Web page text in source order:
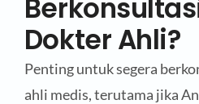
Dokter Ahli?
Penting untuk segera
ahli medis, terutama jika